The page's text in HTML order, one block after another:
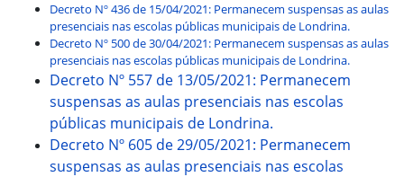
Decreto Nº 436 de 15/04/2021: Permanecem suspensas as aulas
presenciais nas escolas públicas municipais de Londrina.
Decreto Nº 500 de 30/04/2021: Permanecem suspensas as aulas
presenciais nas escolas públicas municipais de Londrina.
Decreto Nº 557 de 13/05/2021: Permanecem
suspensas as aulas presenciais nas escolas
públicas municipais de Londrina.
Decreto Nº 605 de 29/05/2021: Permanecem
suspensas as aulas presenciais nas escolas